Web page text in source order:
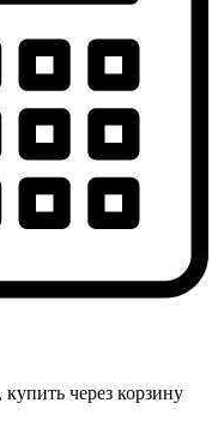
через корзину